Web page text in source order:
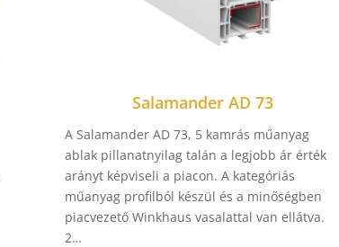
Salamander AD 73
A Salamander AD 73, 5 kamrás műanyag
ablak pillanatnyilag talán a legjobb ár érték
arányt képviseli a piacon. A kategóriás
műanyag profilból készül és a minőségben
piacvezető Winkhaus vasalattal van ellátva.
2…